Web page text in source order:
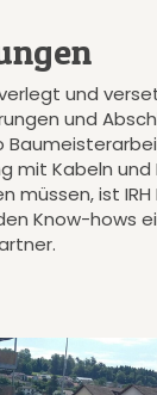
verlegt und
und
mit Kabeln und
müssen, ist IRH
Know-hows